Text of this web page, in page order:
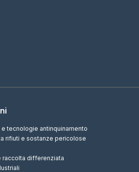
tecnologie antinquinamento
rifiuti e sostanze pericolose
raccolta differenziata